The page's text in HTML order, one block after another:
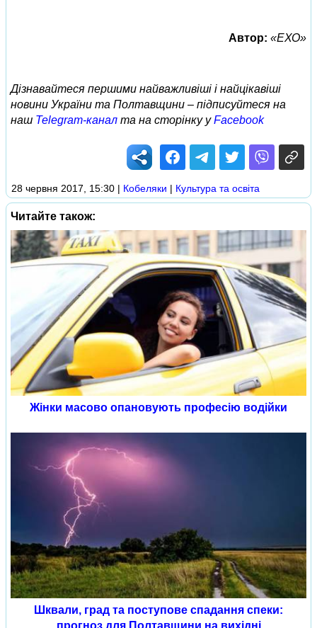
Автор: «ЕХО»
Дізнавайтеся першими найважливіші і найцікавіші
новини України та Полтавщини – підписуйтеся на
наш Telegram-канал та на сторінку уFacebook
28 червня 2017, 15:30 | Кобеляки | Культура та освіта
Читайте також:
Жінки масово опановують професію водійки
Шквали, град та поступове спадання спеки: